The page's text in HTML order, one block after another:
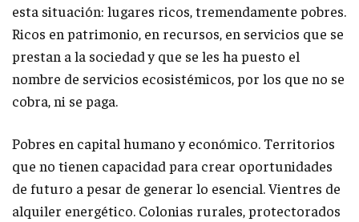
esta situación: lugares ricos, tremendamente pobres.
Ricos en patrimonio, en recursos, en servicios que se
prestan a la sociedad y que se les ha puesto el
nombre de servicios ecosistémicos, por los que no se
cobra, ni se paga.
Pobres en capital humano y económico. Territorios
que no tienen capacidad para crear oportunidades
de futuro a pesar de generar lo esencial. Vientres de
alquiler energético. Colonias rurales, protectorados